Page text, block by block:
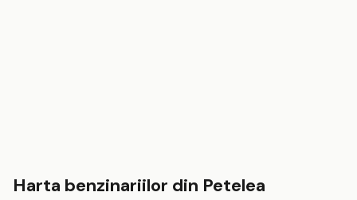
Harta benzinariilor din Petelea